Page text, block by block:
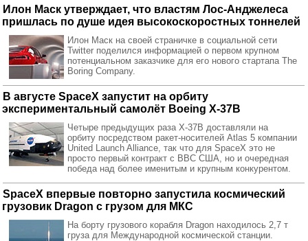
Илон Маск утверждает, что властям Лос-Анджелеса
пришлась по душе идея высокоскоростных тоннелей
Илон Маск на своей страничке в социальной сети
Twitter поделился информацией о первом крупном
потенциальном заказчике для его нового стартапа The
Boring Company.
В августе SpaceX запустит на орбиту
экспериментальный самолёт Boeing X-37B
Четыре предыдущих раза X-37B доставляли на
орбиту посредством ракет-носителей Atlas 5 компании
United Launch Alliance, так что для SpaceX это не
просто первый контракт с ВВС США, но и очередная
победа над более именитым и крупным конкурентом.
SpaceX впервые повторно запустила космический
грузовик Dragon с грузом для МКС
На борту грузового корабля Dragon находилось 2,7 т
груза для Международной космической станции.